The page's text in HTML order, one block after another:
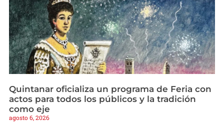
Quintanar oficializa un programa de Feria con
actos para todos los públicos y la tradición
como eje
agosto 6, 2026